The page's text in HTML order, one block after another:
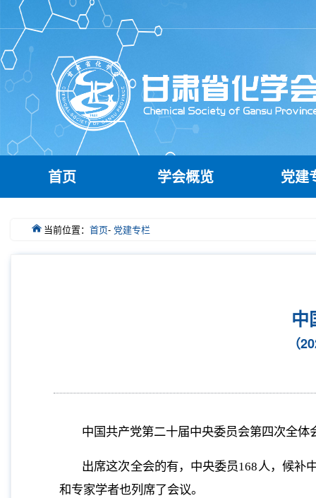
首页 学会概览 党建
当前位置： 首页- 党建专栏
中
（
中国共产党第二十届中央委员会第四次全
出席这次全会的有，中央委员168人，候补
和专家学者也列席了会议。